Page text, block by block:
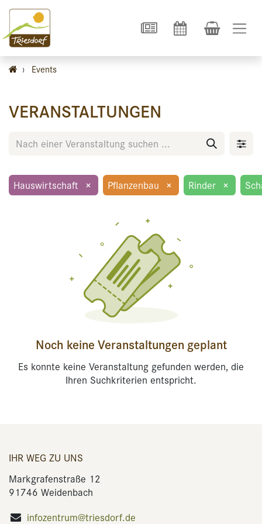
› Events
VERANSTALTUNGEN
Hauswirtschaft × Pflanzenbau × Rinder ×
Noch keine Veranstaltungen geplant
Es konnte keine Veranstaltung gefunden werden, die
Ihren Suchkriterien entspricht.
IHR WEG ZU UNS
Markgrafenstraße 12
91746 Weidenbach
infozentrum@triesdorf.de